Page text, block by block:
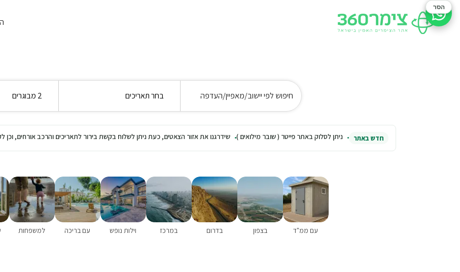
חיפוש לפי יישוב/מאפיין/העדפה בחר תאריכים 2 מבוגרים
חדש באתר ניתן לסלוק באתר פייטר ( שובר מילואים ) שידרגנו את אזור הצאטים, כעת ניתן לשלוח בקשת בירור לתאריכים והרכב אורחים,
עם ממ"ד בצפון בדרום במרכז וילות נופש עם בריכה למשפחות
סיוע בהזמנה
הסר